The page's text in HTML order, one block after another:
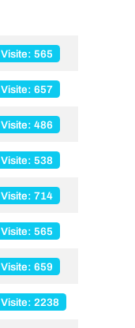
Visite: 565
Visite: 657
Visite: 486
Visite: 538
Visite: 714
Visite: 565
Visite: 659
Visite: 2238